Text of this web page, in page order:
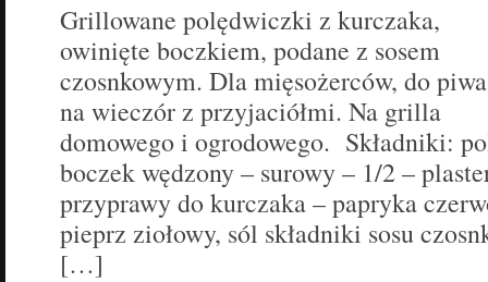
Grillowane polędwiczki z kurczaka,
owinięte boczkiem, podane z sosem
czosnkowym. Dla mięsożerców, do
na wieczór z przyjaciółmi. Na grilla
domowego i ogrodowego. Składniki:
boczek wędzony – surowy – 1/2 –
przyprawy do kurczaka – papryka
pieprz ziołowy, sól składniki sosu
[…]